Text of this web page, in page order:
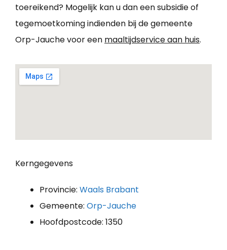
toereikend? Mogelijk kan u dan een subsidie of
tegemoetkoming indienden bij de gemeente
Orp-Jauche voor een maaltijdservice aan huis.
Kerngegevens
Provincie: Waals Brabant
Gemeente: Orp-Jauche
Hoofdpostcode: 1350